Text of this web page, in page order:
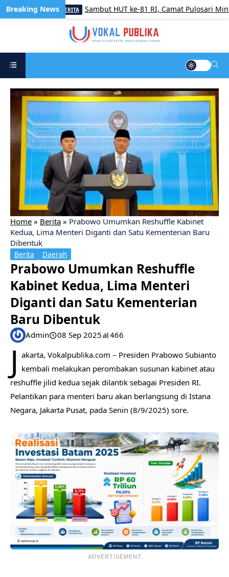
BERITA Sambut HUT ke-81 RI, Camat Pulosari Minta
Home » Berita » Prabowo Umumkan Reshuffle Kabinet
Kedua, Lima Menteri Diganti dan Satu Kementerian Baru
Dibentuk
Berita Daerah
Prabowo Umumkan Reshuffle
Kabinet Kedua, Lima Menteri
Diganti dan Satu Kementerian
Baru Dibentuk
Admin 08 Sep 2025 466
J akarta, Vokalpublika.com – Presiden Prabowo Subianto
kembali melakukan perombakan susunan kabinet atau
reshuffle jilid kedua sejak dilantik sebagai Presiden RI.
Pelantikan para menteri baru akan berlangsung di Istana
Negara, Jakarta Pusat, pada Senin (8/9/2025) sore.
ADVERTISEMENT